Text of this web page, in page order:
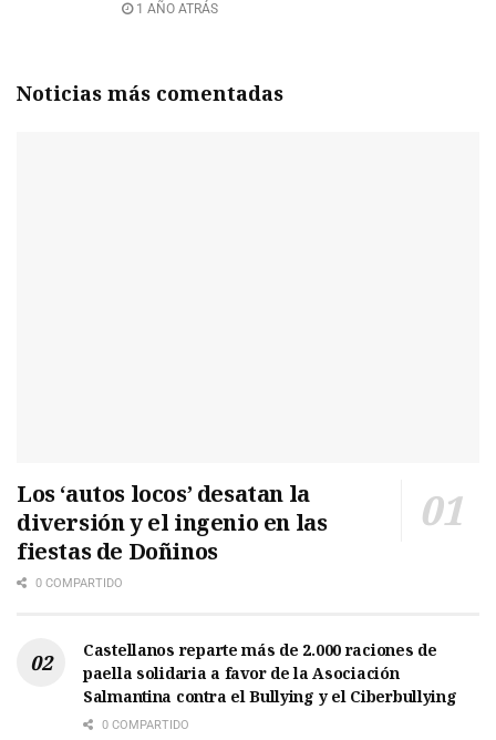
1 AÑO ATRÁS
Noticias más comentadas
Los ‘autos locos’ desatan la
diversión y el ingenio en las
fiestas de Doñinos
0 COMPARTIDO
Castellanos reparte más de 2.000 raciones de
paella solidaria a favor de la Asociación
Salmantina contra el Bullying y el Ciberbullying
0 COMPARTIDO